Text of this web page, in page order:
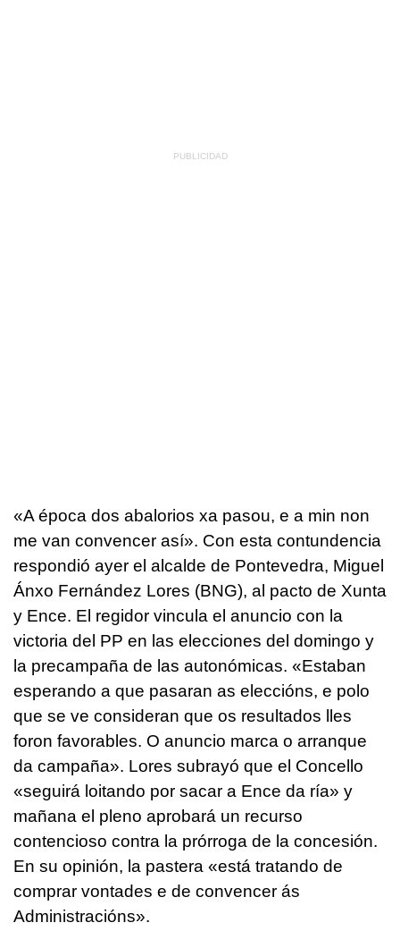
«A época dos abalorios xa pasou, e a min non
me van convencer así». Con esta contundencia
respondió ayer el alcalde de Pontevedra, Miguel
Ánxo Fernández Lores (BNG), al pacto de Xunta
y Ence. El regidor vincula el anuncio con la
victoria del PP en las elecciones del domingo y
la precampaña de las autonómicas. «Estaban
esperando a que pasaran as eleccións, e polo
que se ve consideran que os resultados lles
foron favorables. O anuncio marca o arranque
da campaña». Lores subrayó que el Concello
«seguirá loitando por sacar a Ence da ría» y
mañana el pleno aprobará un recurso
contencioso contra la prórroga de la concesión.
En su opinión, la pastera «está tratando de
comprar vontades e de convencer ás
Administracións».